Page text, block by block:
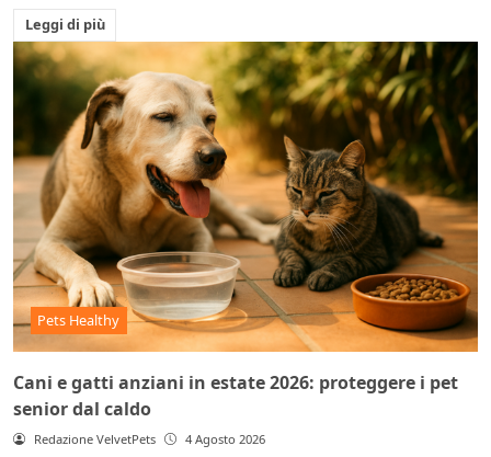
Leggi di più
Pets Healthy
Cani e gatti anziani in estate 2026: proteggere i pet
senior dal caldo
Redazione VelvetPets 4 Agosto 2026